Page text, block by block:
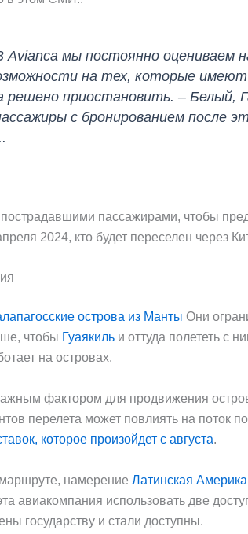
Avianca мы постоянно оцениваем
на тех, которые
приостановить. – Белый,
с бронированием после
пассажирами, чтобы
2024, кто будет переселен через
острова из Манты Они
чтобы Гуаякиль и оттуда полететь с
на островах.
фактором для продвижения
перелета может повлиять на поток
которое произойдет с августа.
намерение Латинская
авиакомпания использовать две
государству и стали доступны.